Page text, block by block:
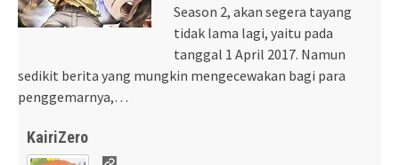
Season 2, akan segera tayang
tidak lama lagi, yaitu pada
tanggal 1 April 2017. Namun
sedikit berita yang mungkin mengecewakan bagi para
penggemarnya,…
KairiZero